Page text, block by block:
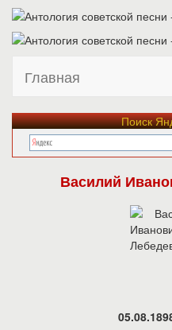
Главная
Поиск
Василий